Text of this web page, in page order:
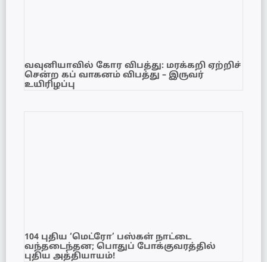
வவுனியாவில் கோர விபத்து: மரக்கறி ஏற்றிச்
சென்ற கப் வாகனம் விபத்து – இருவர்
உயிரிழப்பு
104 புதிய ‘மெட்ரோ’ பஸ்கள் நாட்டை
வந்தடைந்தன; பொதுப் போக்குவரத்தில்
புதிய அத்தியாயம்!